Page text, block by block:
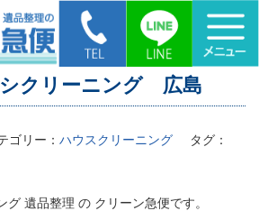
リーニング 広島
クリーニング 広島
ゴリー： ハウスクリーニング タグ：
グ 遺品整理 の クリーン急便です。